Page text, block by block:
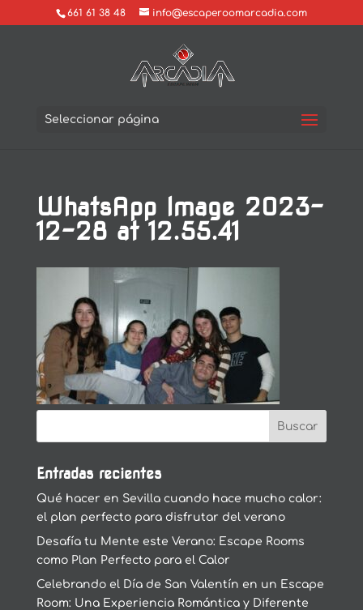
661 61 38 48 info@escaperoomarcadia.com
Seleccionar página
WhatsApp Image 2023-
12-28 at 12.55.41
Entradas recientes
Qué hacer en Sevilla cuando hace mucho calor:
el plan perfecto para disfrutar del verano
Desafía tu Mente este Verano: Escape Rooms
como Plan Perfecto para el Calor
Celebrando el Día de San Valentín en un Escape
Room: Una Experiencia Romántica y Diferente